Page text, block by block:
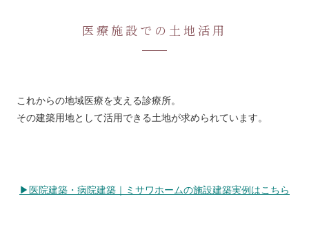
医療施設での土地活用
これからの地域医療を支える診療所。
その建築用地として活用できる土地が求められています。
▶医院建築・病院建築｜ミサワホームの施設建築実例はこちら